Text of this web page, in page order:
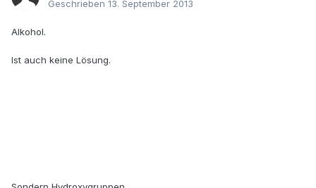
Geschrieben 13. September 2013
Alkohol.
Ist auch keine Lösung.